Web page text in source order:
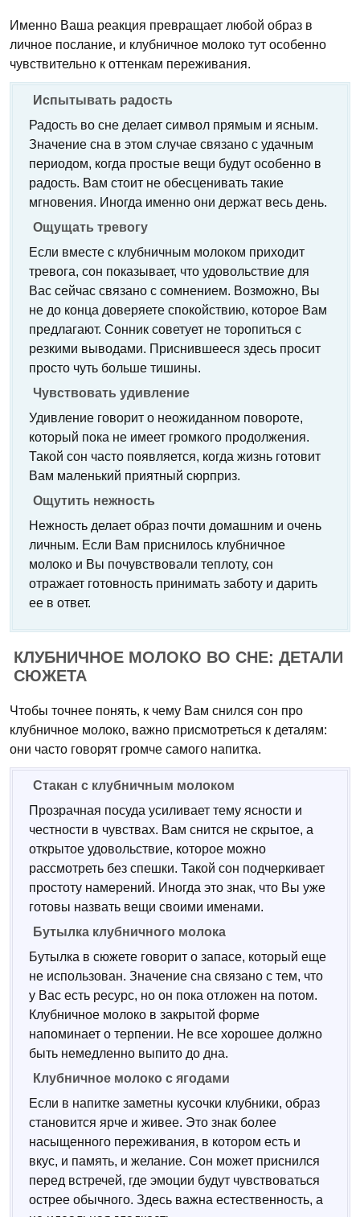
Именно Ваша реакция превращает любой образ в
личное послание, и клубничное молоко тут особенно
чувствительно к оттенкам переживания.
Испытывать радость
Радость во сне делает символ прямым и ясным.
Значение сна в этом случае связано с удачным
периодом, когда простые вещи будут особенно в
радость. Вам стоит не обесценивать такие
мгновения. Иногда именно они держат весь день.
Ощущать тревогу
Если вместе с клубничным молоком приходит
тревога, сон показывает, что удовольствие для
Вас сейчас связано с сомнением. Возможно, Вы
не до конца доверяете спокойствию, которое Вам
предлагают. Сонник советует не торопиться с
резкими выводами. Приснившееся здесь просит
просто чуть больше тишины.
Чувствовать удивление
Удивление говорит о неожиданном повороте,
который пока не имеет громкого продолжения.
Такой сон часто появляется, когда жизнь готовит
Вам маленький приятный сюрприз.
Ощутить нежность
Нежность делает образ почти домашним и очень
личным. Если Вам приснилось клубничное
молоко и Вы почувствовали теплоту, сон
отражает готовность принимать заботу и дарить
ее в ответ.
КЛУБНИЧНОЕ МОЛОКО ВО СНЕ: ДЕТАЛИ
СЮЖЕТА
Чтобы точнее понять, к чему Вам снился сон про
клубничное молоко, важно присмотреться к деталям:
они часто говорят громче самого напитка.
Стакан с клубничным молоком
Прозрачная посуда усиливает тему ясности и
честности в чувствах. Вам снится не скрытое, а
открытое удовольствие, которое можно
рассмотреть без спешки. Такой сон подчеркивает
простоту намерений. Иногда это знак, что Вы уже
готовы назвать вещи своими именами.
Бутылка клубничного молока
Бутылка в сюжете говорит о запасе, который еще
не использован. Значение сна связано с тем, что
у Вас есть ресурс, но он пока отложен на потом.
Клубничное молоко в закрытой форме
напоминает о терпении. Не все хорошее должно
быть немедленно выпито до дна.
Клубничное молоко с ягодами
Если в напитке заметны кусочки клубники, образ
становится ярче и живее. Это знак более
насыщенного переживания, в котором есть и
вкус, и память, и желание. Сон может приснился
перед встречей, где эмоции будут чувствоваться
острее обычного. Здесь важна естественность, а